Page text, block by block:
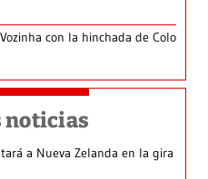
con la hinchada de Colo
noticias
a Nueva Zelanda en la gira